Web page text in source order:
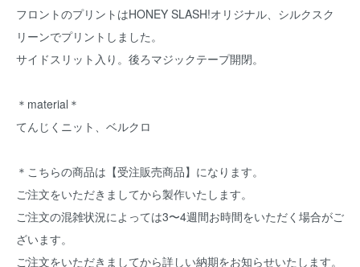
フロントのプリントはHONEY SLASH!オリジナル、シルクスク
リーンでプリントしました。
サイドスリット入り。後ろマジックテープ開閉。
＊material＊
てんじくニット、ベルクロ
＊こちらの商品は【受注販売商品】になります。
ご注文をいただきましてから製作いたします。
ご注文の混雑状況によっては3〜4週間お時間をいただく場合がご
ざいます。
ご注文をいただきましてから詳しい納期をお知らせいたします。